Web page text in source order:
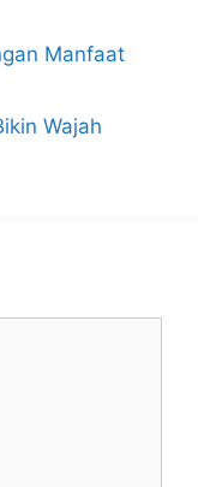
Manfaat
Wajah